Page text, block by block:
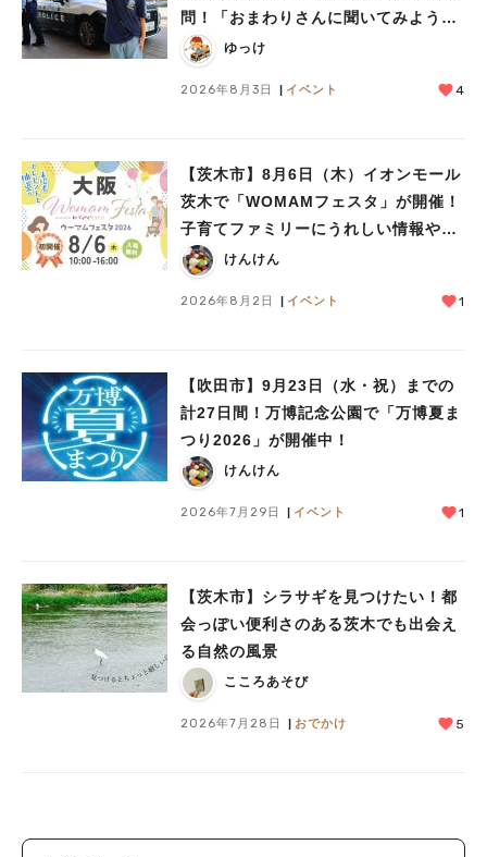
問！「おまわりさんに聞いてみよう」
に参加しました
ゆっけ
2026年8月3日 イベント 4
【茨木市】8月6日（木）イオンモール
茨木で「WOMAMフェスタ」が開催！
子育てファミリーにうれしい情報やプ
レゼントがいっぱい♪
けんけん
2026年8月2日 イベント 1
【吹田市】9月23日（水・祝）までの
計27日間！万博記念公園で「万博夏ま
つり2026」が開催中！
けんけん
2026年7月29日 イベント 1
【茨木市】シラサギを見つけたい！都
会っぽい便利さのある茨木でも出会え
る自然の風景
こころあそび
2026年7月28日 おでかけ 5